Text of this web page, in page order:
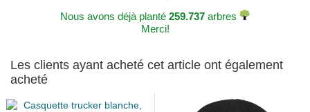
Nous avons déjà planté 259.737 arbres
Merci!
Les clients ayant acheté cet article ont également
acheté